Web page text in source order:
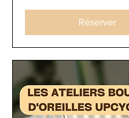
Réserver